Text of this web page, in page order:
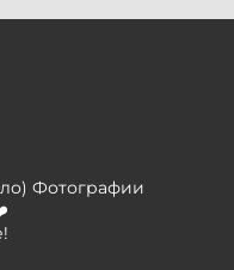
Фотографии